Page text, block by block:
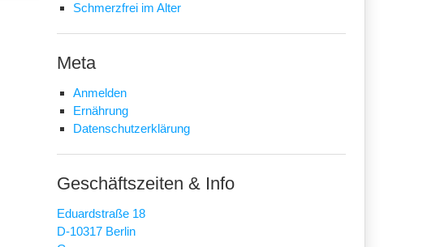
Schmerzfrei im Alter
Meta
Anmelden
Ernährung
Datenschutzerklärung
Geschäftszeiten & Info
Eduardstraße 18
D-10317 Berlin